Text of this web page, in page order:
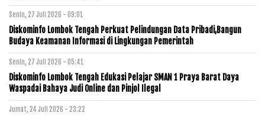
Senin, 27 Juli 2026 - 09:01
Diskominfo Lombok Tengah Perkuat Pelindungan Data Pribadi,Bangun
Budaya Keamanan Informasi di Lingkungan Pemerintah
Senin, 27 Juli 2026 - 05:41
Diskominfo Lombok Tengah Edukasi Pelajar SMAN 1 Praya Barat Daya
Waspadai Bahaya Judi Online dan Pinjol Ilegal
Jumat, 24 Juli 2026 - 23:22